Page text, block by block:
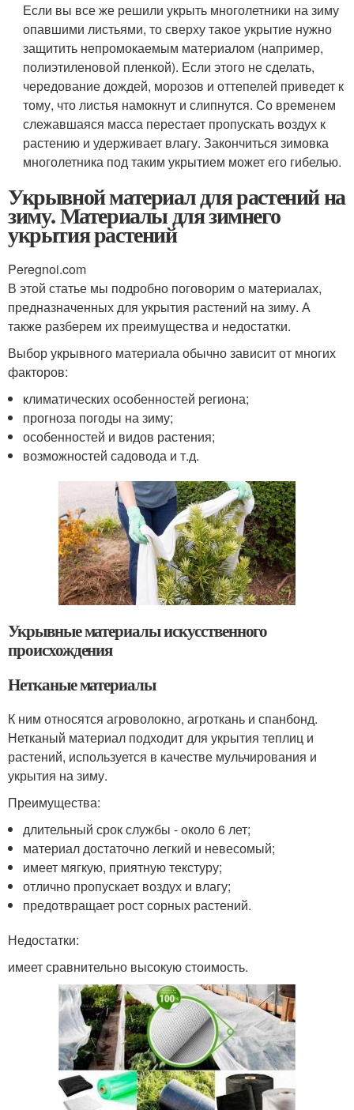
Если вы все же решили укрыть многолетники на зиму
опавшими листьями, то сверху такое укрытие нужно
защитить непромокаемым материалом (например,
полиэтиленовой пленкой). Если этого не сделать,
чередование дождей, морозов и оттепелей приведет к
тому, что листья намокнут и слипнутся. Со временем
слежавшаяся масса перестает пропускать воздух к
растению и удерживает влагу. Закончиться зимовка
многолетника под таким укрытием может его гибелью.
Укрывной материал для растений на
зиму. Материалы для зимнего
укрытия растений
Peregnoi.com
В этой статье мы подробно поговорим о материалах,
предназначенных для укрытия растений на зиму. А
также разберем их преимущества и недостатки.
Выбор укрывного материала обычно зависит от многих
факторов:
климатических особенностей региона;
прогноза погоды на зиму;
особенностей и видов растения;
возможностей садовода и т.д.
Укрывные материалы искусственного
происхождения
Нетканые материалы
К ним относятся агроволокно, агроткань и спанбонд.
Нетканый материал подходит для укрытия теплиц и
растений, используется в качестве мульчирования и
укрытия на зиму.
Преимущества:
длительный срок службы - около 6 лет;
материал достаточно легкий и невесомый;
имеет мягкую, приятную текстуру;
отлично пропускает воздух и влагу;
предотвращает рост сорных растений.
Недостатки:
имеет сравнительно высокую стоимость.